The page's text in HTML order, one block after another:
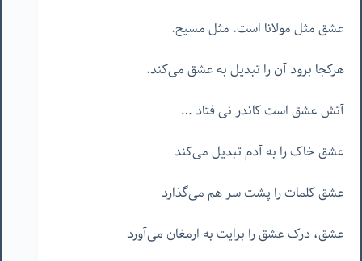
عشق مثل مولانا است. مثل مسیح.
هرکجا برود آن را تبدیل به عشق می‌کند.
آتش عشق است کاندر نی فتاد …
عشق خاک را به آدم تبدیل می‌کند
عشق کلمات را پشت سر هم می‌گذارد
عشق، درک عشق را برایت به ارمغان می‌آورد